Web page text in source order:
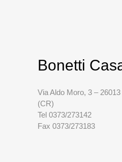
Bonetti
Via Aldo Moro, 3 –
(CR)
Tel 0373/273142
Fax 0373/273183